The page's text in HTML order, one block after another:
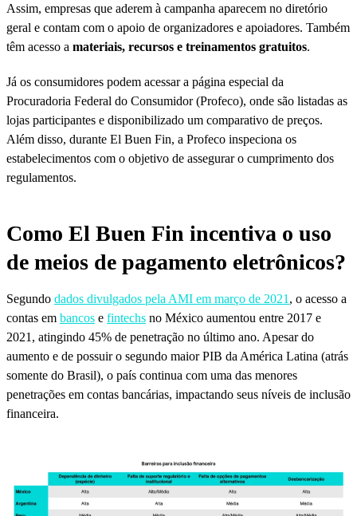
Assim, empresas que aderem à campanha aparecem no diretório
geral e contam com o apoio de organizadores e apoiadores. Também
têm acesso a materiais, recursos e treinamentos gratuitos.
Já os consumidores podem acessar a página especial da
Procuradoria Federal do Consumidor (Profeco), onde são listadas as
lojas participantes e disponibilizado um comparativo de preços.
Além disso, durante El Buen Fin, a Profeco inspeciona os
estabelecimentos com o objetivo de assegurar o cumprimento dos
regulamentos.
Como El Buen Fin incentiva o uso
de meios de pagamento eletrônicos?
Segundo dados divulgados pela AMI em março de 2021 , o acesso a
contas em bancos e fintechs no México aumentou entre 2017 e
2021, atingindo 45% de penetração no último ano. Apesar do
aumento e de possuir o segundo maior PIB da América Latina (atrás
somente do Brasil), o país continua com uma das menores
penetrações em contas bancárias, impactando seus níveis de inclusão
financeira.